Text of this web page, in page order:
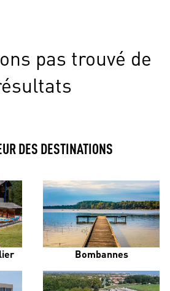
pas trouvé de
DES DESTINATIONS
Bombannes